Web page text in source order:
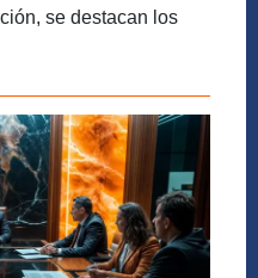
se destacan los